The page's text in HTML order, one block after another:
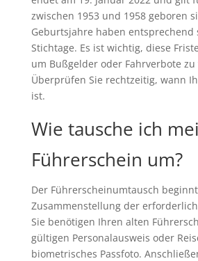
zwischen 1953 und 1958 geboren
Geburtsjahre haben entsprechend
Stichtage. Es ist wichtig, diese
um Bußgelder oder Fahrverbote
Überprüfen Sie rechtzeitig, wann
ist.
Wie tausche ich
Führerschein um?
Der Führerscheinumtausch
Zusammenstellung der
Sie benötigen Ihren alten
gültigen Personalausweis oder
biometrisches Passfoto.